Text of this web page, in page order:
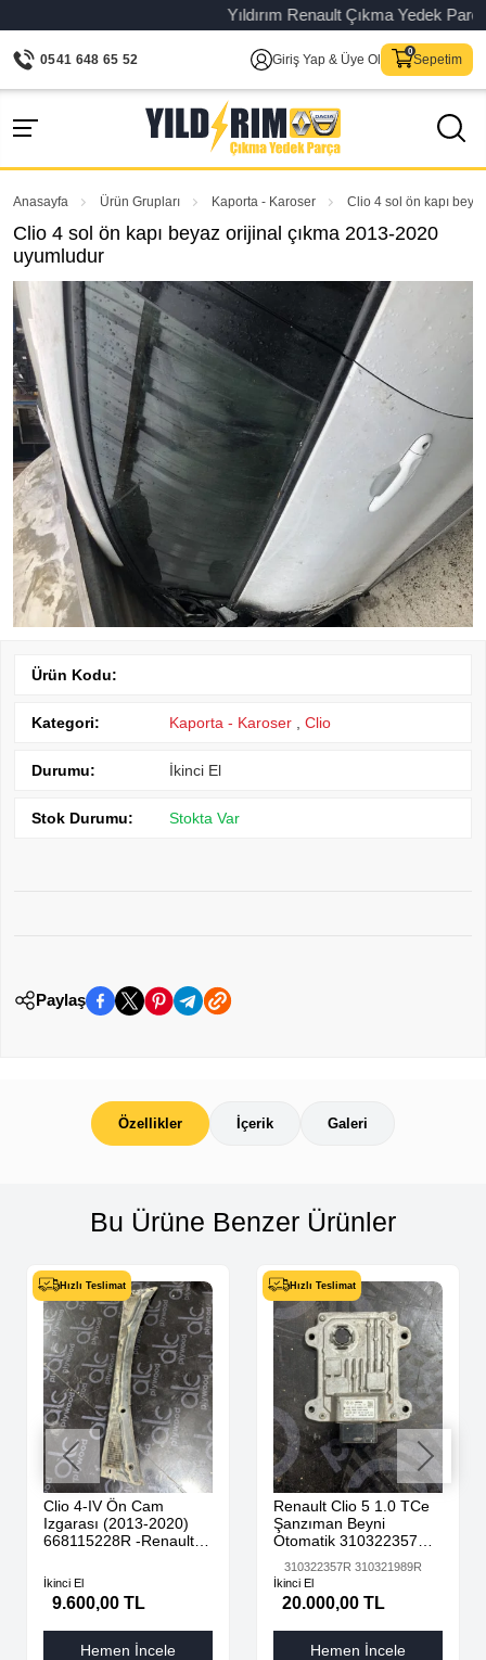
Yıldırım Renault Çıkma Yedek
0541 648 65 52 Giriş Yap & Üye Ol Sepetim
Anasayfa Ürün Grupları Kaporta - Karoser Clio 4 sol ön kapı
Clio 4 sol ön kapı beyaz orijinal çıkma 2013-2020
uyumludur
Ürün Kodu:
Kategori: Kaporta - Karoser Clio
Durumu: İkinci El
Stok Durumu: Stokta Var
Paylaş
Özellikler İçerik Galeri
Bu Ürüne Benzer Ürünler
Hızlı Teslimat
Clio 4-IV Ön Cam
Izgarası (2013-2020)
668115228R -Renault
İkinci El
9.600,00 TL
Hemen İncele
Hızlı Teslimat
Renault Clio 5 1.0 TCe
Şanzıman Beyni
Otomatik 310322357R
310322357R 310321989R
İkinci El
20.000,00 TL
Hemen İncele